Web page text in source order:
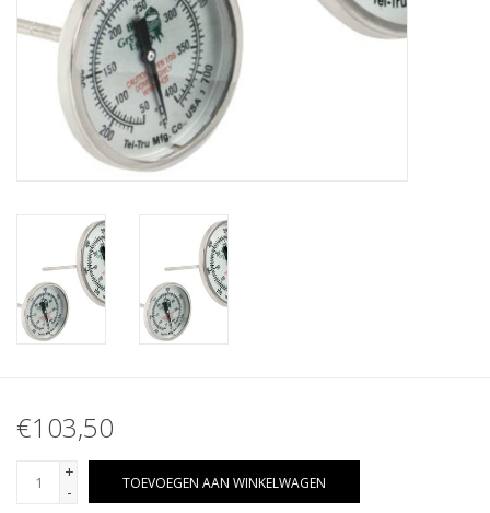
€103,50
+
-
TOEVOEGEN AAN WINKELWAGEN